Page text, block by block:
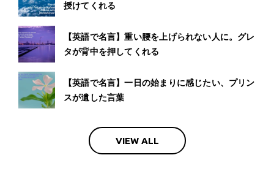
授けてくれる
【英語で名言】重い腰を上げられない人に。グレ
タが背中を押してくれる
【英語で名言】一日の始まりに感じたい、プリン
スが遺した言葉
VIEW ALL